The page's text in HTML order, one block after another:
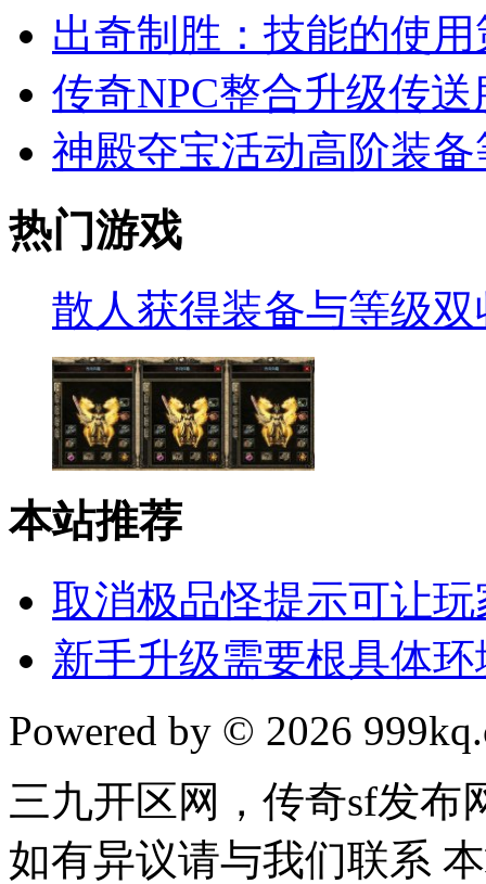
出奇制胜：技能的使用
传奇NPC整合升级传
神殿夺宝活动高阶装
热门游戏
散人获得装备与等级
本站推荐
取消极品怪提示可让
新手升级需要根具体
Powered by © 2026
三九开区网，传奇sf发布
如有异议请与我们联系